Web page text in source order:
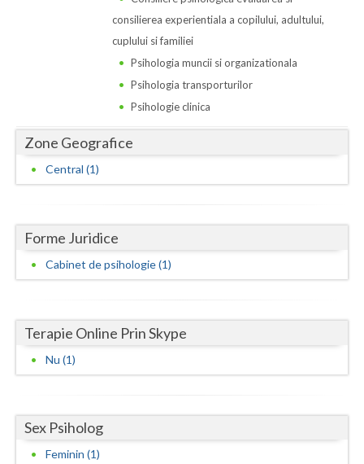
Harghita
Hunedoara
Iasi
Ilfov
Mehedinti
Mures
Olt
Prahova
consilierea experientiala a copilului, adultului,
cuplului si familiei
Psihologia muncii si organizationala
Psihologia transporturilor
Psihologie clinica
Zone Geografice
Central (1)
Forme Juridice
Cabinet de psihologie (1)
Terapie Online Prin Skype
Nu (1)
Sex Psiholog
Feminin (1)